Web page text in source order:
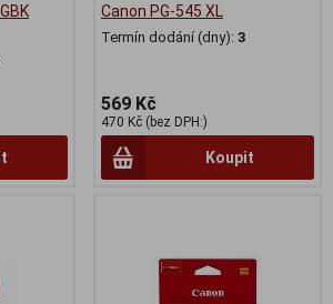
Canon PG-545 XL
Termín dodání (dny): 3
569 Kč
470 Kč (bez DPH:)
Koupit